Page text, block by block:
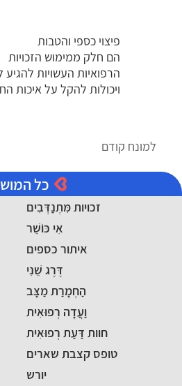
כל
זכויות מִּתְנַדְּבִים
אִי כּוֹשֵׁר
איתור כספים
דֶּרֶג שֵׁנִי
הַחְמָרַת מַצָּב
וַעֲדָה רְפוּאִית
חוות דַּעַת רְפוּאִית
טופס קצבת שארים
יורש
פיצוי כספי והטבות
הם חלק ממימוש הזכויות
הרפואיות העשויות להגיע
ויכולות להקל על איכות
למונח קודם